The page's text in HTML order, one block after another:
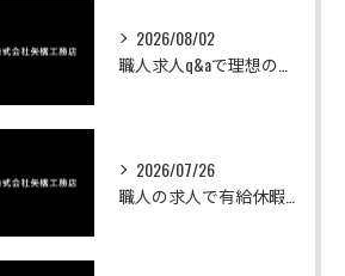
2026/08/02
2026/07/26